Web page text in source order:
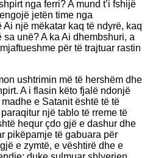
nga ferri? A mund t’i fshijë
jetën time nga
një mëkatar kaq të ndyrë, kaq
unë? A ka Ai dhembshuri, a
për të trajtuar rastin
ushtrimin më të hershëm dhe
A i flasin këto fjalë ndonjë
e Satanit është të të
një tablo të rreme të
hequr çdo gjë e dashur dhe
pikëpamje të gabuara për
e zymtë, e vështirë dhe e